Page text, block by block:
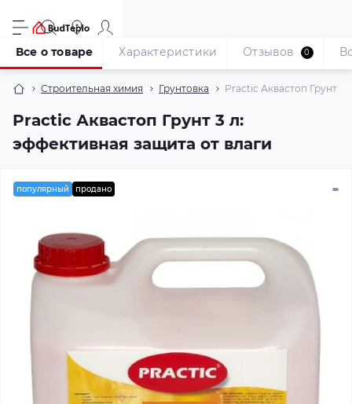
Строительная химия Грунтовка Practic Аквастоп Грунт
Practic Аквастоп Грунт 3 л:
эффективная защита от влаги
Все о товаре Характеристики Отзывов 0
популярный продано